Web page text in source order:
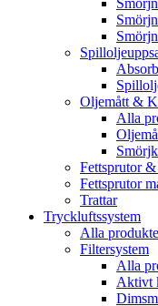
Oljemått &
Alla
Fettsprutor
Fettsprutor
Trattar
Tryckluftssystem
Alla
Filtersystem
Alla
Aktivt